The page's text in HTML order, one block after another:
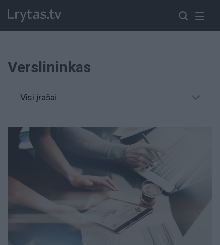
Verslininkas
Visi įrašai